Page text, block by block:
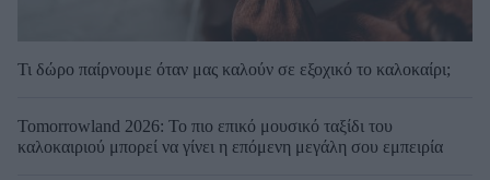
Τι δώρο παίρνουμε όταν μας καλούν σε εξοχικό το καλοκαίρι;
Tomorrowland 2026: Το πιο επικό μουσικό ταξίδι του
καλοκαιριού μπορεί να γίνει η επόμενη μεγάλη σου εμπειρία